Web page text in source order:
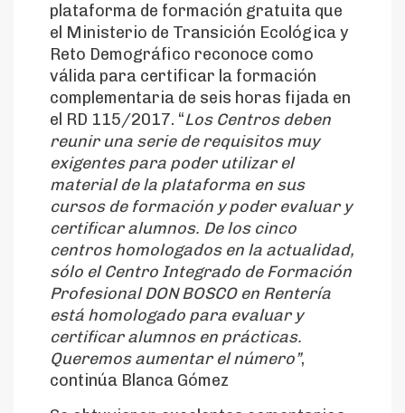
plataforma de formación gratuita que
el Ministerio de Transición Ecológica y
Reto Demográfico reconoce como
válida para certificar la formación
complementaria de seis horas fijada en
el RD 115/2017. “Los Centros deben
reunir una serie de requisitos muy
exigentes para poder utilizar el
material de la plataforma en sus
cursos de formación y poder evaluar y
certificar alumnos. De los cinco
centros homologados en la actualidad,
sólo el Centro Integrado de Formación
Profesional DON BOSCO en Rentería
está homologado para evaluar y
certificar alumnos en prácticas.
Queremos aumentar el número”,
continúa Blanca Gómez